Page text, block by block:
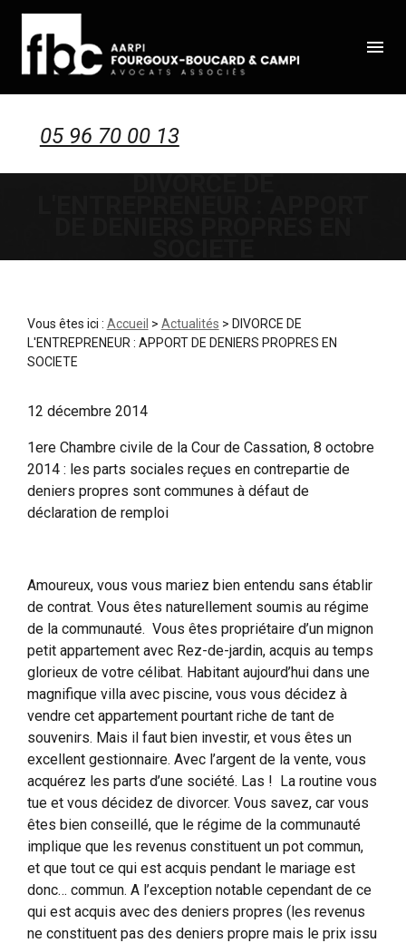
menu
05 96 70 00 13
DIVORCE DE
Vous êtes ici : Accueil > Actualités > DIVORCE DE
L'ENTREPRENEUR : APPORT DE DENIERS PROPRES EN
SOCIETE
12 décembre 2014
1ere Chambre civile de la Cour de Cassation, 8 octobre
2014 : les parts sociales reçues en contrepartie de
deniers propres sont communes à défaut de
déclaration de remploi
Amoureux, vous vous mariez bien entendu sans établir
de contrat. Vous êtes naturellement soumis au régime
de la communauté. Vous êtes propriétaire d’un mignon
petit appartement avec Rez-de-jardin, acquis au temps
glorieux de votre célibat. Habitant aujourd’hui dans une
magnifique villa avec piscine, vous vous décidez à
vendre cet appartement pourtant riche de tant de
souvenirs. Mais il faut bien investir, et vous êtes un
excellent gestionnaire. Avec l’argent de la vente, vous
acquérez les parts d’une société. Las ! La routine vous
tue et vous décidez de divorcer. Vous savez, car vous
êtes bien conseillé, que le régime de la communauté
implique que les revenus constituent un pot commun,
et que tout ce qui est acquis pendant le mariage est
donc… commun. A l’exception notable cependant de ce
qui est acquis avec des deniers propres (les revenus
ne constituent pas des deniers propre mais le prix issu
Panneau de gestion des cookies